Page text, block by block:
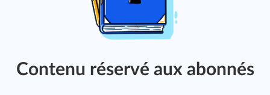
Contenu réservé aux abonnés